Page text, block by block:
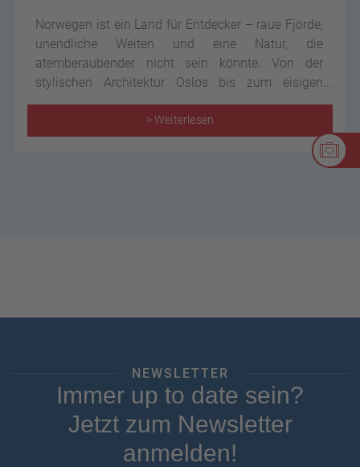
Norwegen ist ein Land für Entdecker – raue Fjorde,
unendliche Weiten und eine Natur, die
atemberaubender nicht sein könnte. Von der
stylischen Architektur Oslos bis zum eisigen
Nordkap, von kleinen Fischerorten bis zu
spektakulären Nordlichtern: Wer hier unterwegs ist,
sammelt Erlebnisse, die bleiben.
> Weiterlesen
NEWSLETTER
Immer up to date sein?
Jetzt zum Newsletter
anmelden!